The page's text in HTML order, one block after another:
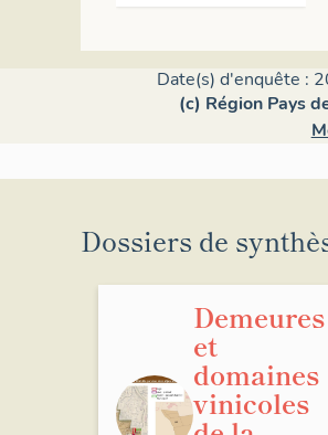
Date(s) d'enquête :
(c) Région Pays
Dossiers de
Demeures
et
domaines
vinicoles